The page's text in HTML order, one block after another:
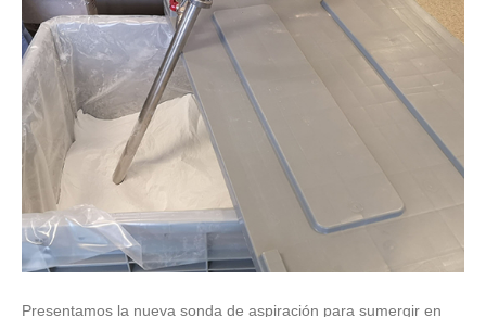
Presentamos la nueva sonda de aspiración para sumergir en